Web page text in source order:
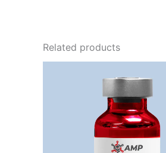
Related products